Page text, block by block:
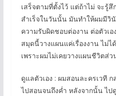
เสร็จตามที่ตั้งไว้ แต่ถ้าไม่ จะรู้
สำเร็จในวันนั้น มันทำให้ผมมีวิ
ความรับผิดชอบต่องาน ต่อตัวเ
สมุดนี้วางแผนแค่เรื่องงาน ไม่ไ
เพราะผมไม่เคยวางแผนชีวิตส่ว
ดูแลตัวเอง : ผมสอนละครเวที
ไปสอนจนถึงค่ำ หลังจากนั้น ไป